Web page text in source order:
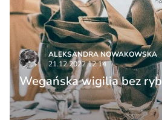
ALEKSANDRA NOWAKOWSKA
21.12.2022 12:14
Wegańska wigilia bez ryb